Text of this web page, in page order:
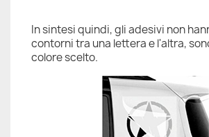
In sintesi quindi, gli adesivi non
contorni tra una lettera e l'altra,
colore scelto.